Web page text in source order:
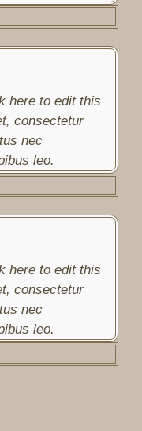
here to edit this
consectetur
nec
leo.
here to edit this
consectetur
nec
leo.